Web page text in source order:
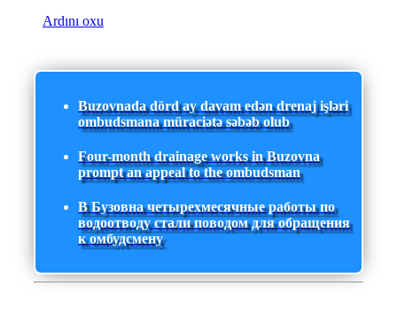
Ardını oxu
Buzovnada dörd ay davam edən drenaj işləri
ombudsmana müraciətə səbəb olub
Four-month drainage works in Buzovna
prompt an appeal to the ombudsman
В Бузовна четырехмесячные работы по
водоотводу стали поводом для обращения
к омбудсмену